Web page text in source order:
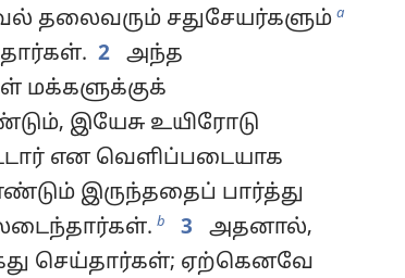
தலைவரும் சதுசேயர்களும் a
2
அந்த
இயேசு உயிரோடு
என வெளிப்படையாக
இருந்ததைப் பார்த்து
b 3
அதனால்,
செய்தார்கள்; ஏற்கெனவே